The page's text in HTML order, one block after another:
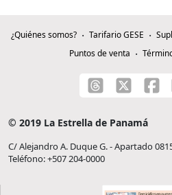
¿Quiénes somos? Tarifario GESE
Puntos de venta
© 2019 La Estrella de Panamá
C/ Alejandro A. Duque G. - Apartado
Teléfono: +507 204-0000